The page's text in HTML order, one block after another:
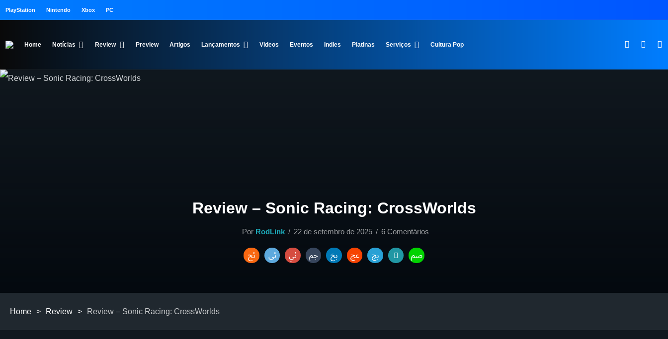
PlayStation Nintendo Xbox PC
Home Notícias Review Preview Artigos Lançamentos Videos Eventos Indies Platinas Serviços Cultura Pop
Review – Sonic Racing: CrossWorlds
Por RodLink 22 de setembro de 2025 6 Comentários
Home > Review > Review – Sonic Racing: CrossWorlds